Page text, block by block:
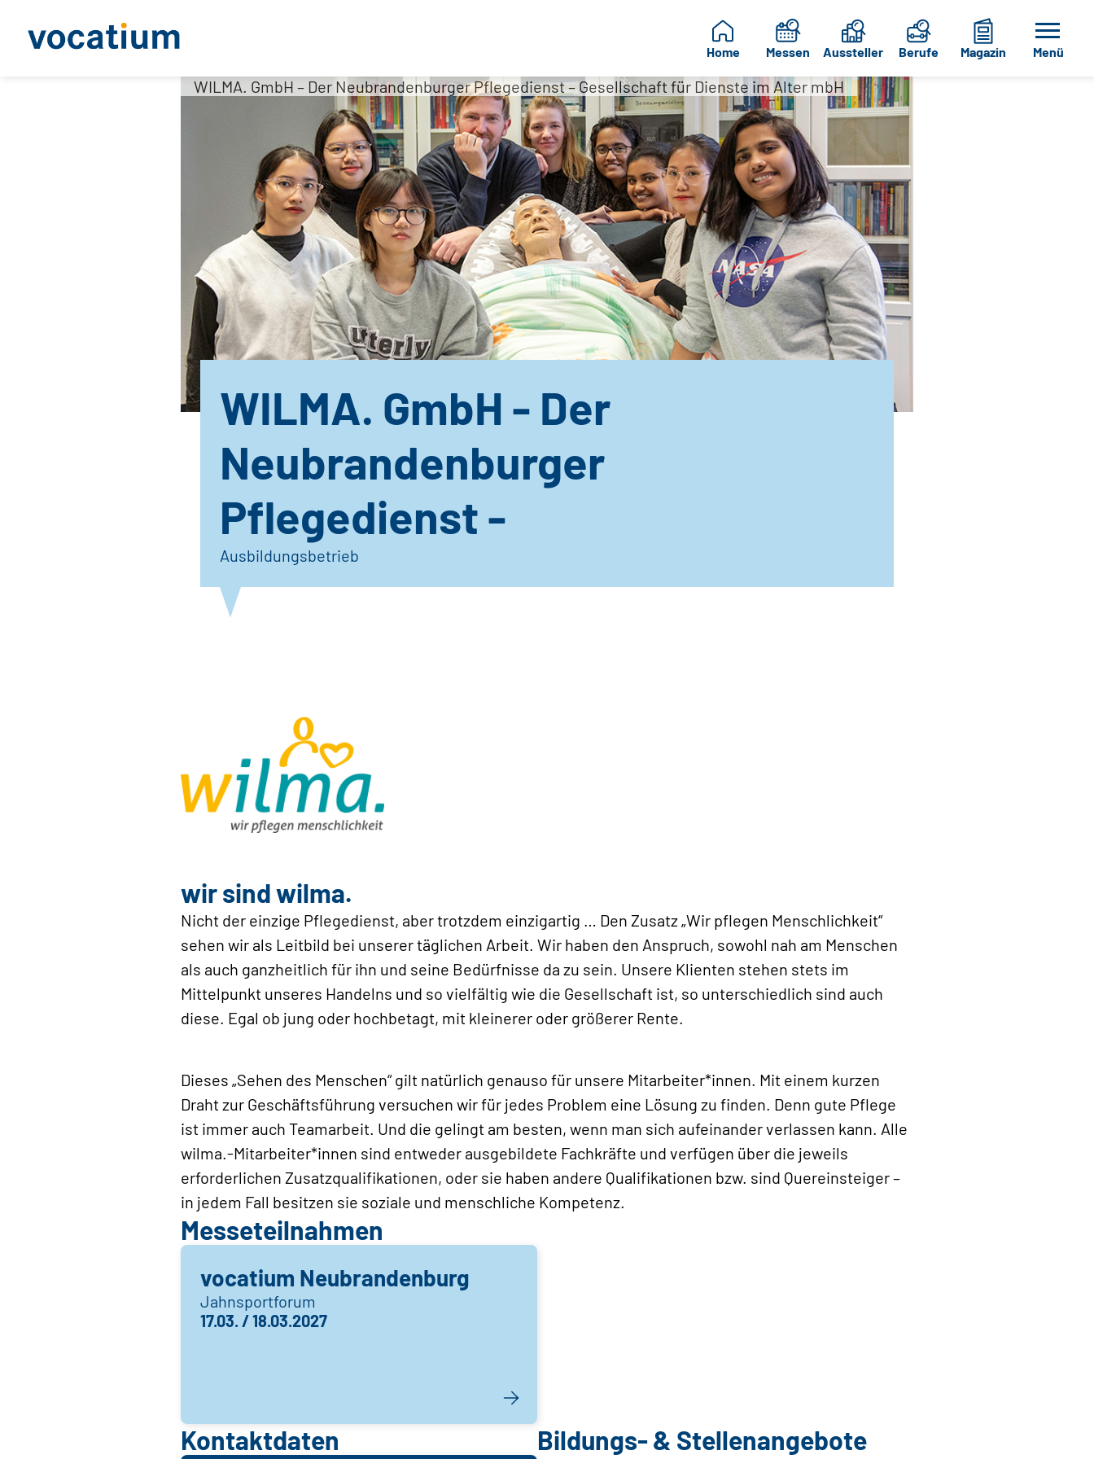
Home Messen Aussteller Berufe Magazin Menü
WILMA. GmbH – Der Neubrandenburger Pflegedienst – Gesellschaft für Dienste im Alter mbH
WILMA. GmbH - Der
Neubrandenburger
Pflegedienst -
Ausbildungsbetrieb
wir sind wilma.
Nicht der einzige Pflegedienst, aber trotzdem einzigartig … Den Zusatz „Wir pflegen Menschlichkeit“
sehen wir als Leitbild bei unserer täglichen Arbeit. Wir haben den Anspruch, sowohl nah am Menschen
als auch ganzheitlich für ihn und seine Bedürfnisse da zu sein. Unsere Klienten stehen stets im
Mittelpunkt unseres Handelns und so vielfältig wie die Gesellschaft ist, so unterschiedlich sind auch
diese. Egal ob jung oder hochbetagt, mit kleinerer oder größerer Rente.
Dieses „Sehen des Menschen“ gilt natürlich genauso für unsere Mitarbeiter*innen. Mit einem kurzen
Draht zur Geschäftsführung versuchen wir für jedes Problem eine Lösung zu finden. Denn gute Pflege
ist immer auch Teamarbeit. Und die gelingt am besten, wenn man sich aufeinander verlassen kann. Alle
wilma.-Mitarbeiter*innen sind entweder ausgebildete Fachkräfte und verfügen über die jeweils
erforderlichen Zusatzqualifikationen, oder sie haben andere Qualifikationen bzw. sind Quereinsteiger –
in jedem Fall besitzen sie soziale und menschliche Kompetenz.
Messeteilnahmen
vocatium Neubrandenburg
Jahnsportforum
17.03. / 18.03.2027
Kontaktdaten
Bildungs- & Stellenangebote